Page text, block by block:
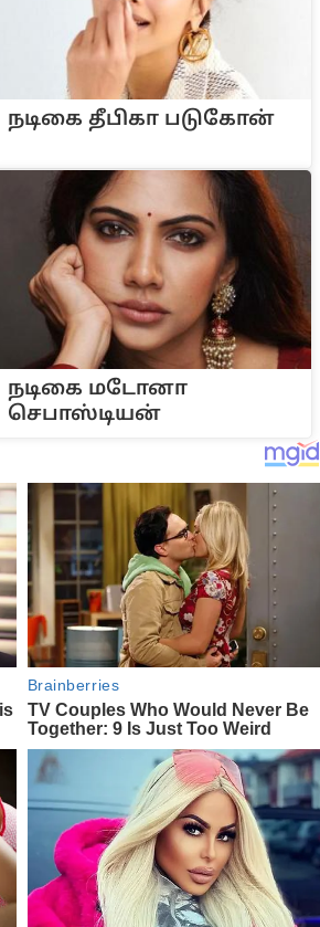
நடிகை தீபிகா படுகோன்
நடிகை மடோனா
செபாஸ்டியன்